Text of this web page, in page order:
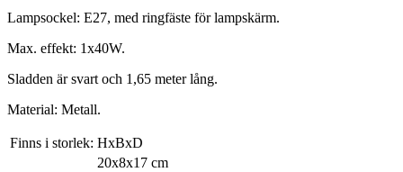
Lampsockel: E27, med ringfäste för lampskärm.
Max. effekt: 1x40W.
Sladden är svart och 1,65 meter lång.
Material: Metall.
Finns i storlek: HxBxD
20x8x17 cm